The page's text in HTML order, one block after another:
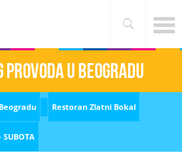
provoda u Beogradu
Restoran Zlatni Bokal